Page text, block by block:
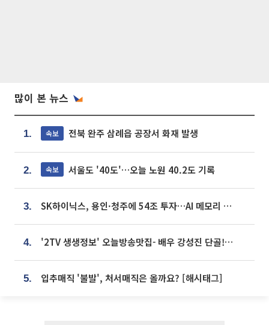
많이 본 뉴스
1. 속보 전북 완주 삼례읍 공장서 화재 발생
2. 속보 서울도 '40도'…오늘 노원 40.2도 기록
3. SK하이닉스, 용인·청주에 54조 투자…AI 메모리 생산기지 키운다
4. '2TV 생생정보' 오늘방송맛집- 배우 강성진 단골! 쌀국수ㆍ푸팟퐁 커리 맛집 '블○○○'
5. 입추매직 '불발', 처서매직은 올까요? [해시태그]